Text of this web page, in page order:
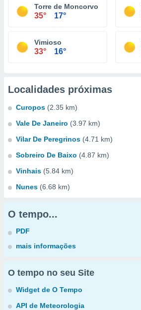
Torre de Moncorvo
35° 17°
Vimioso
33° 16°
Localidades próximas
Curopos (2.35 km)
Vale De Janeiro (3.97 km)
Vilar De Peregrinos (4.71 km)
Sobreiro De Baixo (4.87 km)
Vinhais (5.84 km)
Nunes (6.68 km)
O tempo...
PDF
mais informações
O tempo no seu Site
Widget de O Tempo
API de Meteorologia